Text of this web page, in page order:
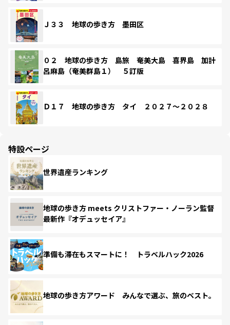
Ｊ３３ 地球の歩き方 墨田区
０２ 地球の歩き方 島旅 奄美大島 喜界島 加計
呂麻島（奄美群島１） ５訂版
Ｄ１７ 地球の歩き方 タイ ２０２７～２０２８
特設ページ
世界遺産ランキング
地球の歩き方 meets クリストファー・ノーラン監督
最新作『オデュッセイア』
準備も滞在もスマートに！ トラベルハック2026
地球の歩き方アワード みんなで選ぶ、旅のベスト。